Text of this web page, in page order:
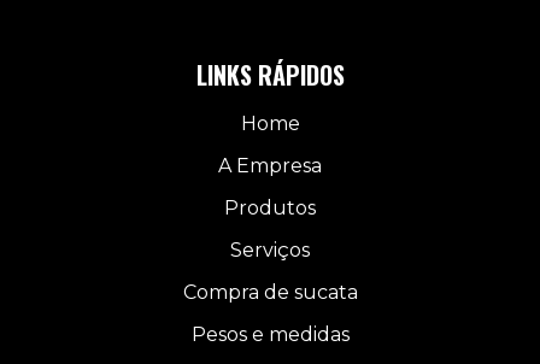
LINKS RÁPIDOS
Home
A Empresa
Produtos
Serviços
Compra de sucata
Pesos e medidas